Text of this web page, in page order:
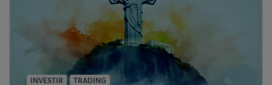
INVESTIR TRADING